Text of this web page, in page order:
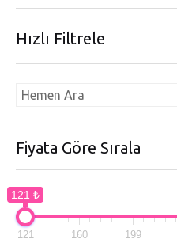
Hızlı Filtrele
Fiyata Göre Sırala
121 ₺
121 160 199